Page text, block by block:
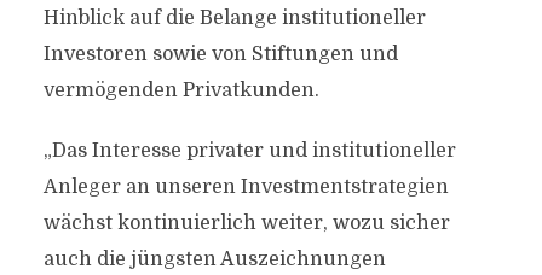
Hinblick auf die Belange institutioneller
Investoren sowie von Stiftungen und
vermögenden Privatkunden.
„Das Interesse privater und institutioneller
Anleger an unseren Investmentstrategien
wächst kontinuierlich weiter, wozu sicher
auch die jüngsten Auszeichnungen